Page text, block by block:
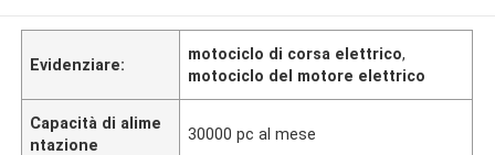
Evidenziare:
motociclo di corsa elettrico,
motociclo del motore elettrico
Capacità di alime
ntazione
30000 pc al mese